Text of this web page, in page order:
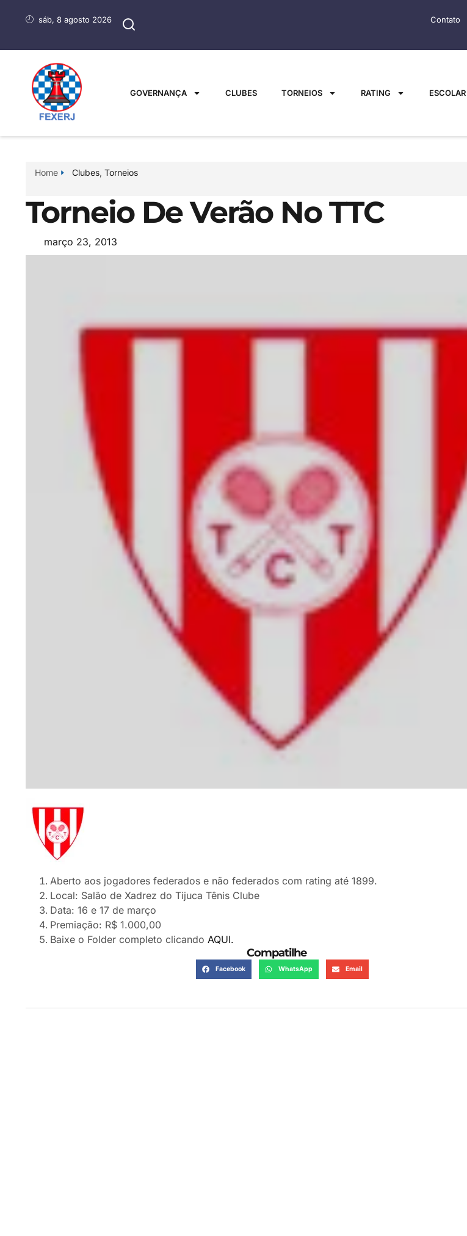
sáb, 8 agosto 2026 Contato
GOVERNANÇA CLUBES TORNEIOS RATING ESCOLAR
Home Clubes, Torneios
Torneio De Verão No TTC
março 23, 2013
Aberto aos jogadores federados e não federados com rating até 1899.
Local: Salão de Xadrez do Tijuca Tênis Clube
Data: 16 e 17 de março
Premiação: R$ 1.000,00
Baixe o Folder completo clicando AQUI.
Compatilhe
Facebook WhatsApp Email